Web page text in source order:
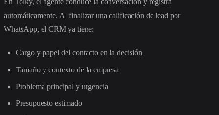
En Tolky, el agente conduce la conversación y registra
automáticamente. Al finalizar una calificación de lead por
WhatsApp, el CRM ya tiene:
Cargo y papel del contacto en la decisión
Tamaño y contexto de la empresa
Problema principal y urgencia
Presupuesto estimado